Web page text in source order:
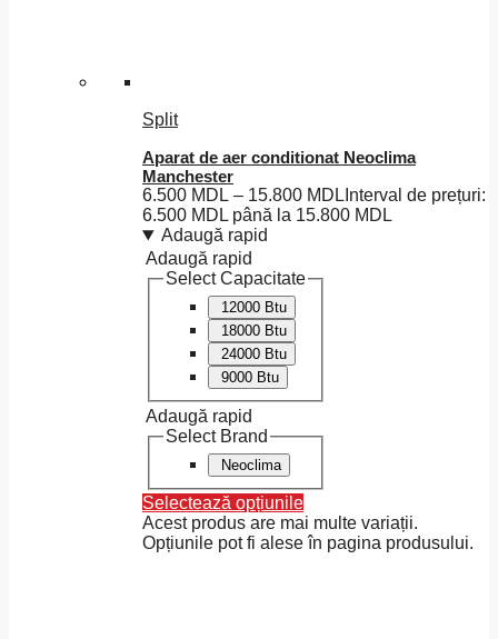
Split
Aparat de aer conditionat Neoclima
Manchester
6.500 MDL – 15.800 MDL Interval de prețuri:
6.500 MDL până la 15.800 MDL
Adaugă rapid
Adaugă rapid
Select Capacitate
12000 Btu
18000 Btu
24000 Btu
9000 Btu
Adaugă rapid
Select Brand
Neoclima
Selectează opțiunile
Acest produs are mai multe variații.
Opțiunile pot fi alese în pagina produsului.